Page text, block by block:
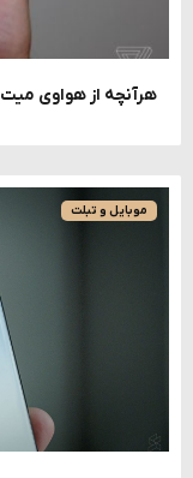
هرآنچه از هواوی میت 40 پرو باید بدانیم
موبایل و تبلت